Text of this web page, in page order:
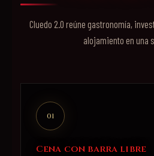
Cluedo 2.0 reúne gastronomía,
alojamiento en una
01
Cena con barra libre